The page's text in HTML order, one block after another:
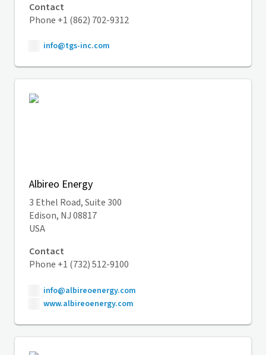
Contact
Phone +1 (862) 702-9312
info@tgs-inc.com
Albireo Energy
3 Ethel Road, Suite 300
Edison, NJ 08817
USA
Contact
Phone +1 (732) 512-9100
info@albireoenergy.com
www.albireoenergy.com